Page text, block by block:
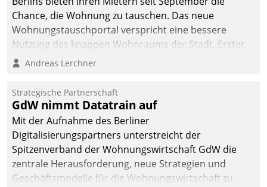
Chance, die Wohnung zu tauschen. Das neue
Wohnungstauschportal verspricht eine bessere
Nutzung des knappen Wohnraums der Stadt. Erster
Anwendungsfall für Datatrains Lösung API-Hub mit
Unternehmen.
Andreas Lerchner
Strategische Partnerschaft
GdW nimmt Datatrain auf
Mit der Aufnahme des Berliner
Digitalisierungspartners unterstreicht der
Spitzenverband der Wohnungswirtschaft GdW die
zentrale Herausforderung, neue Strategien und
Geschäftsmodelle für die Wohnungswirtschaft zu